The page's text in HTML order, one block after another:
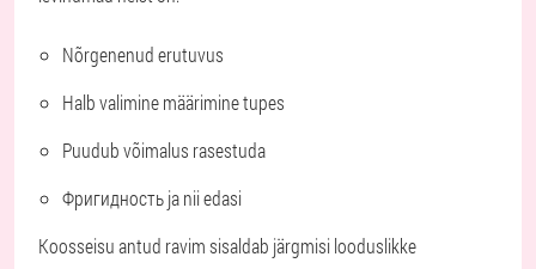
Nõrgenenud erutuvus
Halb valimine määrimine tupes
Puudub võimalus rasestuda
Фригидность ja nii edasi
Koosseisu antud ravim sisaldab järgmisi looduslikke